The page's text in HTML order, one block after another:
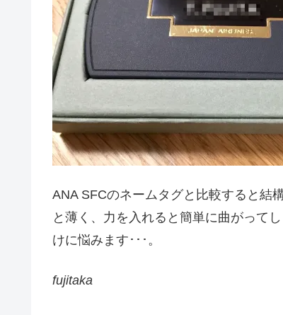
ANA SFCのネームタグと比較すると結
と薄く、力を入れると簡単に曲がって
けに悩みます･･･。
fujitaka